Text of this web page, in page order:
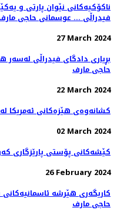
ناکۆکیەکانی نێوان پارتی و
فیدراڵی ... عوسمانی حاجی
27 March 2024
بڕیاری دادگای فیدراڵی لەسەر
حاجی مارف
22 March 2024
کشانەوەی هێزەکانی ئەمریکا
02 March 2024
کێشەکانی پۆستی پارێزگاری
26 February 2024
کاریگەری هێرشە
حاجی مارف